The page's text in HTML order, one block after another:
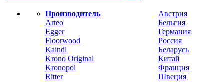
Производитель
Arteo
Egger
Floorwood
Kaindl
Krono Original
Kronopol
Ritter
Австрия
Бельгия
Германия
Россия
Беларусь
Китай
Франция
Швеция